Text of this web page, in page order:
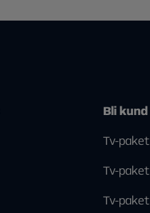
Bli kund
Tv-
Tv-
Tv-